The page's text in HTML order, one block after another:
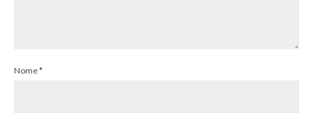
Nome*